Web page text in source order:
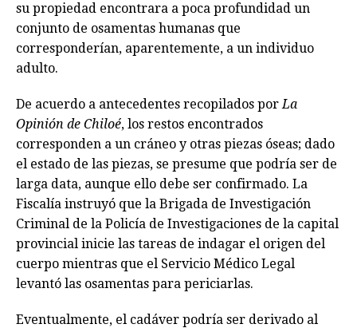
su propiedad encontrara a poca profundidad un
conjunto de osamentas humanas que
corresponderían, aparentemente, a un individuo
adulto.
De acuerdo a antecedentes recopilados porLa
Opinión de Chiloé, los restos encontrados
corresponden a un cráneo y otras piezas óseas; dado
el estado de las piezas, se presume que podría ser de
larga data, aunque ello debe ser confirmado. La
Fiscalía instruyó que la Brigada de Investigación
Criminal de la Policía de Investigaciones de la capital
provincial inicie las tareas de indagar el origen del
cuerpo mientras que el Servicio Médico Legal
levantó las osamentas para periciarlas.
Eventualmente, el cadáver podría ser derivado al